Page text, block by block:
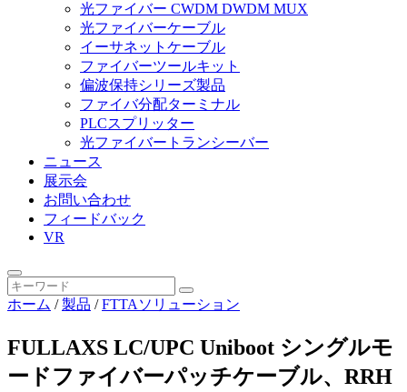
光ファイバー CWDM DWDM MUX
光ファイバーケーブル
イーサネットケーブル
ファイバーツールキット
偏波保持シリーズ製品
ファイバ分配ターミナル
PLCスプリッター
光ファイバートランシーバー
ニュース
展示会
お問い合わせ
フィードバック
VR
ホーム /製品 /FTTAソリューション
FULLAXS LC/UPC Uniboot シングルモ
ードファイバーパッチケーブル、RRH